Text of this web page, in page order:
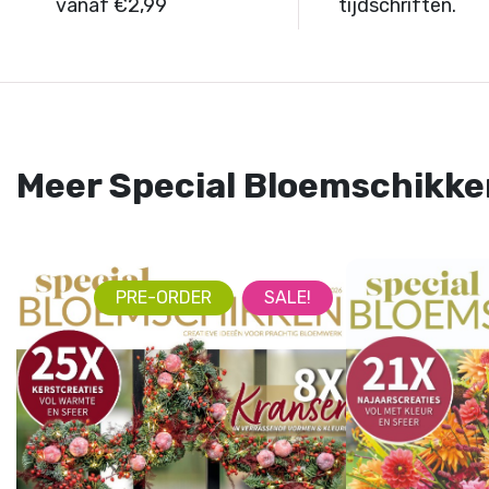
vanaf €2,99 tijdschriften.
Meer Special
PRE-ORDER SALE!